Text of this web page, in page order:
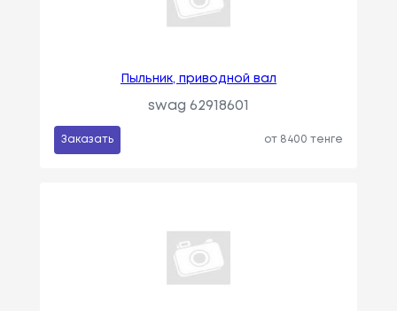
Пыльник, приводной вал
swag 62918601
Заказать от 8400 тенге